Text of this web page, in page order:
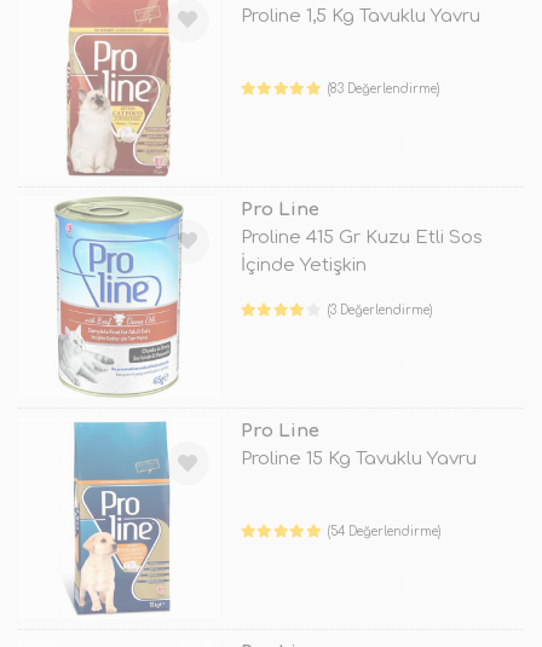
Proline 1,5 Kg Tavuklu Yavru
(83 Değerlendirme)
Pro Line
Proline 415 Gr Kuzu Etli Sos
İçinde Yetişkin
(3 Değerlendirme)
Pro Line
Proline 15 Kg Tavuklu Yavru
(54 Değerlendirme)